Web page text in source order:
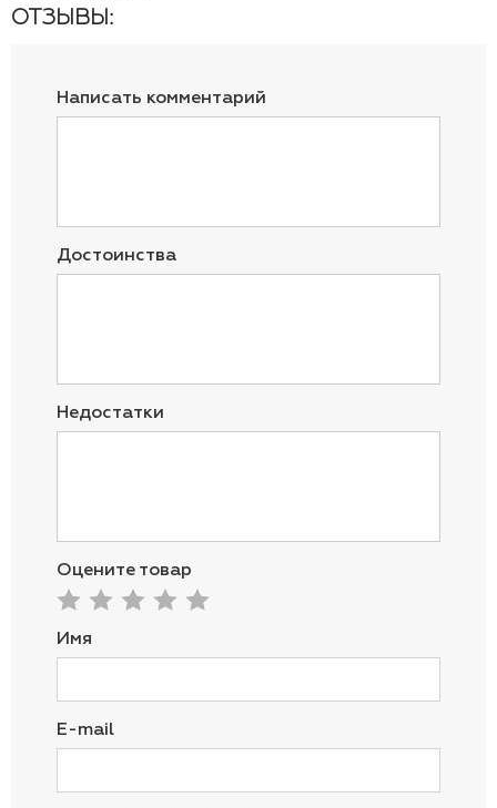
ОТЗЫВЫ:
Написать комментарий
Достоинства
Недостатки
Оцените товар
Имя
E-mail